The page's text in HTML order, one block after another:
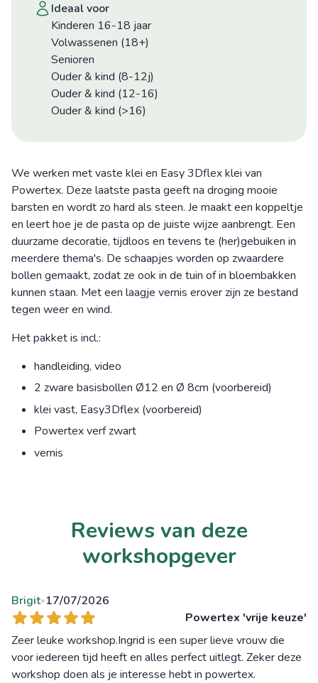
ideaal voor
Kinderen 16-18 jaar
Volwassenen (18+)
Senioren
Ouder & kind (8-12j)
Ouder & kind (12-16)
Ouder & kind (>16)
We werken met vaste klei en Easy 3Dflex klei van
Powertex. Deze laatste pasta geeft na droging mooie
barsten en wordt zo hard als steen. Je maakt een koppeltje
en leert hoe je de pasta op de juiste wijze aanbrengt. Een
duurzame decoratie, tijdloos en tevens te (her)gebuiken in
meerdere thema's. De schaapjes worden op zwaardere
bollen gemaakt, zodat ze ook in de tuin of in bloembakken
kunnen staan. Met een laagje vernis erover zijn ze bestand
tegen weer en wind.
Het pakket is incl.:
handleiding, video
2 zware basisbollen Ø12 en Ø 8cm (voorbereid)
klei vast, Easy3Dflex (voorbereid)
Powertex verf zwart
vernis
Reviews van deze
workshopgever
Brigit•17/07/2026
Powertex 'vrije keuze'
Zeer leuke workshop.Ingrid is een super lieve vrouw die
voor iedereen tijd heeft en alles perfect uitlegt. Zeker deze
workshop doen als je interesse hebt in powertex.